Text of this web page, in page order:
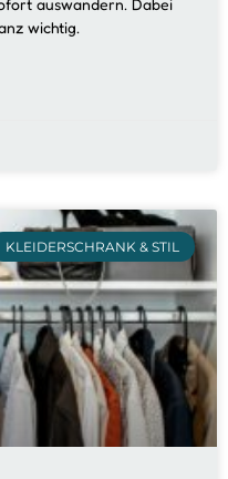
auswandern. Dabei
wichtig.
KLEIDERSCHRANK & STIL